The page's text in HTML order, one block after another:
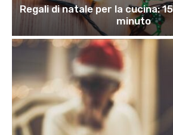
Regali di natale per la cucina:
minuto